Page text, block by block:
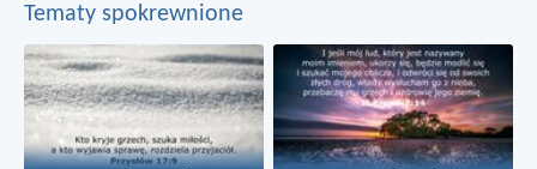
Tematy spokrewnione